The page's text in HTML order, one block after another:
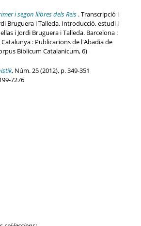
i segon llibres dels Reis. Transcripció i
Bruguera i Talleda. Introducció, estudi i
i Jordi Bruguera i Talleda. Barcelona :
: Publicacions de l'Abadia de
Biblicum Catalanicum, 6)
, Núm. 25 (2012), p. 349-351
7276